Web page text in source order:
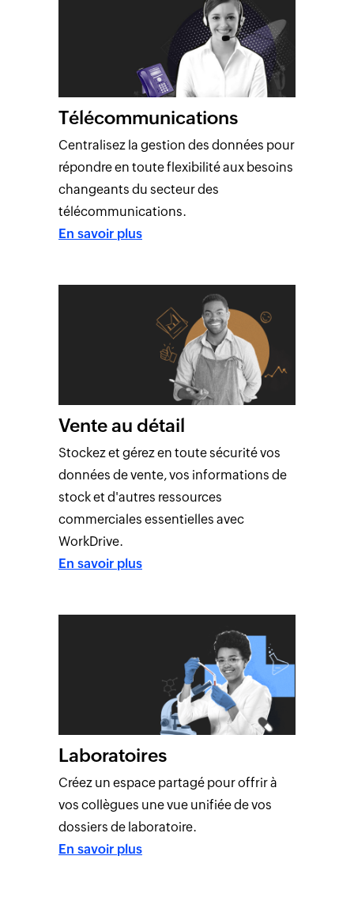
Télécommunications
Centralisez la gestion des données pour
répondre en toute flexibilité aux besoins
changeants du secteur des
télécommunications.
En savoir plus
Vente au détail
Stockez et gérez en toute sécurité vos
données de vente, vos informations de
stock et d'autres ressources
commerciales essentielles avec
WorkDrive.
En savoir plus
Laboratoires
Créez un espace partagé pour offrir à
vos collègues une vue unifiée de vos
dossiers de laboratoire.
En savoir plus